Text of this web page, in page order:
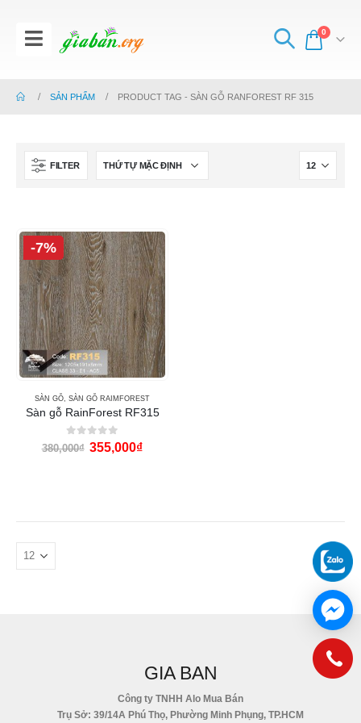
0
SẢN PHẨM PRODUCT TAG - SÀN GỖ RANFOREST RF 315
FILTER
-7%
SÀN GỖ SÀN GỖ RAIMFOREST
Sàn gỗ RainForest RF315
0out of 5
380,000₫ 355,000₫
GIA BAN
Công ty TNHH Alo Mua Bán
Trụ Sở: 39/14A Phú Thọ, Phường Minh Phụng, TP.HCM